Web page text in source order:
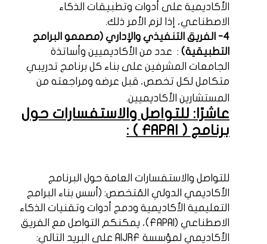
الأكاديمية على أدوات وتطبيقات الذكاء
الاصطناعي، إذا لزم الأمر ذلك.
4- الفريق التنفيذي والإداري (مصممو البرامج
التطبيقية) : عدد من الأكاديميين وأساتذة
الجامعات المشرفين على بناء كل برنامج تدريبي
متكامل لكل تخصص، قبل عرضه ومراجعته من
المستشارين الأكاديميين.
عاشرًا: للتواصل والاستفسارات حول
برنامج ( FAPAI
) :
للتواصل والاستفسارات العامة حول البرنامج
الأكاديمي الدولي المُتخصص: (أسس بناء البرامج
التعليمية الأكاديمية ودمج أدوات وتقنيات الذكاء
الاصطناعي ( FAPAI)، يمكنكم التواصل مع الفريق
الأكاديمي لمؤسسة AIJRFعلى البريد التالي: